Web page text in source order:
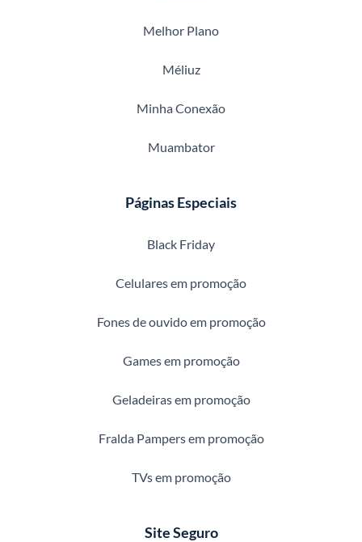
Melhor Plano
Méliuz
Minha Conexão
Muambator
Páginas Especiais
Black Friday
Celulares em promoção
Fones de ouvido em promoção
Games em promoção
Geladeiras em promoção
Fralda Pampers em promoção
TVs em promoção
Site Seguro